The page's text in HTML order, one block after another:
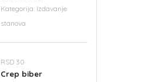
Kategorija: Izdavanje
stanova
RSD 30
Crep biber